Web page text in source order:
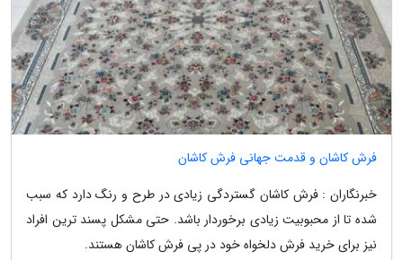
فرش کاشان و قدمت جهانی فرش کاشان
خبرنگاران : فرش کاشان گستردگی زیادی در طرح و رنگ دارد که سبب
شده تا از محبوبیت زیادی برخوردار باشد. حتی مشکل پسند ترین افراد
نیز برای خرید فرش دلخواه خود در پی فرش کاشان هستند.